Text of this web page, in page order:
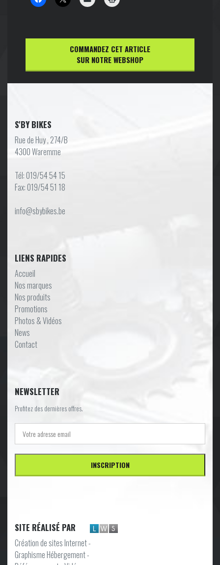
COMMANDEZ CET ARTICLE
SUR NOTRE WEBSHOP
S'BY BIKES
Rue de Huy , 274/B
4300 Waremme
Tél: 019/54 54 15
Fax: 019/54 51 18
info@sbybikes.be
LIENS RAPIDES
Accueil
Nos marques
Nos produits
Promotions
Photos & Vidéos
News
Contact
NEWSLETTER
Profitez des dernières offres.
SITE RÉALISÉ PAR
Création de sites Internet -
Graphisme Hébergement -